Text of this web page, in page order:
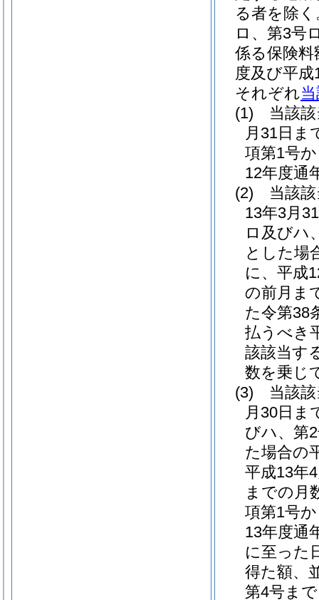
る者を除
ロ、第3号
係る保険料
度及び平
それぞれ
(1)
当該
月31日ま
項第1号
12年度通
(2)
当該
13年3月
ロ及びハ
とした場
に、平成
の前月ま
た令第38
払うべき
該該当す
数を乗じ
(3)
当該
月30日ま
びハ、第
た場合の
平成13年
までの月
項第1号
13年度通
に至った
得た額、
第4号ま